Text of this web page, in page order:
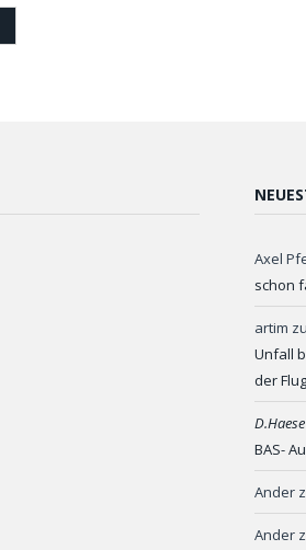
Axel
schon
artim
Unfall
der
BAS-
Ander
Ander